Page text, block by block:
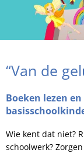
“Van de
Boeken lezen
Wie kent dat niet?
schoolwerk?